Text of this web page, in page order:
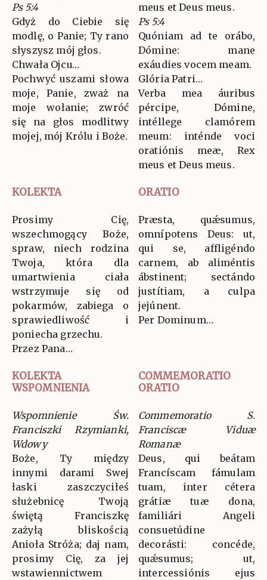
Ps 5:4
Gdyż do Ciebie się
modlę, o Panie; Ty rano
słyszysz mój głos.
Chwała Ojcu…
Pochwyć uszami słowa
moje, Panie, zważ na
moje wołanie; zwróć
się na głos modlitwy
mojej, mój Królu i Boże.
meus et Deus meus.
Ps 5:4
Quóniam ad te orábo,
Dómine: mane
exáudies vocem meam.
Glória Patri…
Verba mea áuribus
pércipe, Dómine,
intéllege clamórem
meum: inténde voci
oratiónis meæ, Rex
meus et Deus meus.
KOLEKTA ORATIO
Prosimy Cię,
wszechmogący Boże,
spraw, niech rodzina
Twoja, która dla
umartwienia ciała
wstrzymuje się od
pokarmów, zabiega o
sprawiedliwość i
poniecha grzechu.
Przez Pana…
Præsta, quǽsumus,
omnípotens Deus: ut,
qui se, affligéndo
carnem, ab aliméntis
ábstinent; sectándo
justítiam, a culpa
jejúnent.
Per Dominum…
KOLEKTA
WSPOMNIENIA
COMMEMORATIO
ORATIO
Wspomnienie Św.
Franciszki Rzymianki,
Wdowy
Boże, Ty między
innymi darami Swej
łaski zaszczyciłeś
służebnicę Twoją
świętą Franciszkę
zażyłą bliskością
Anioła Stróża; daj nam,
prosimy Cię, za jej
wstawiennictwem
Commemoratio S.
Franciscæ Viduæ
Romanæ
Deus, qui beátam
Francíscam fámulam
tuam, inter cétera
grátiæ tuæ dona,
familiári Angeli
consuetúdine
decorásti: concéde,
quǽsumus; ut,
intercessiónis ejus